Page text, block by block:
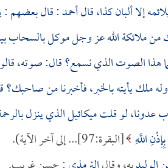
إلا ألبان كذا، قالأحمد: قال بعضهم :
ملائكة الله عز وجل موكل بالسحاب
هذا الصوت الذي نسمع؟ قال: صوته،
ملك يأيته بالخبر، فأخبرنا من
لو قلت ميكائيل الذي ينزل
اللَّهِ [البقرة:97]... إلى آخر الآية).